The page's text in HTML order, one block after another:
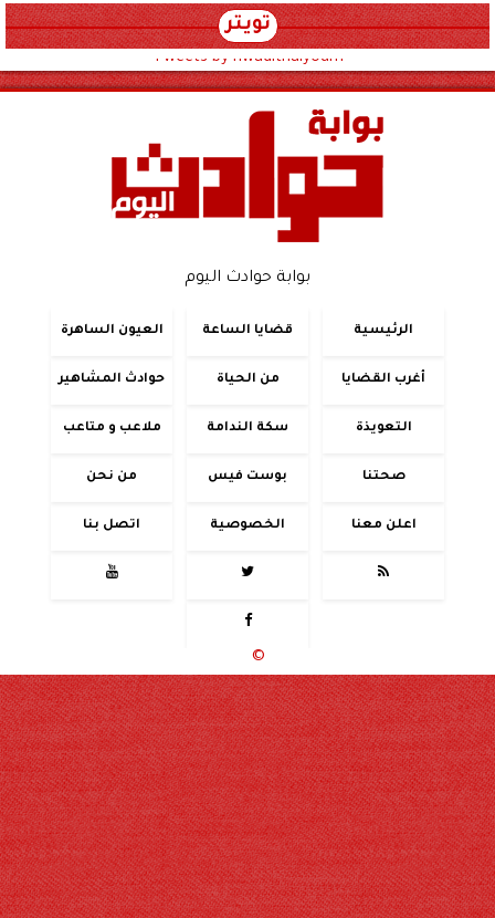
تويتر
Tweets by hwadithalyoum
بوابة حوادث اليوم
الرئيسية قضايا الساعة العيون الساهرة
أغرب القضايا من الحياة حوادث المشاهير
التعويذة سكة الندامة ملاعب و متاعب
صحتنا بوست فيس من نحن
اعلن معنا الخصوصية اتصل بنا




©